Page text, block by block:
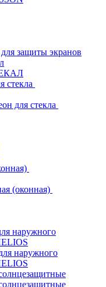
защиты экранов
стекла
для стекла
(оконная)
наружного
наружного